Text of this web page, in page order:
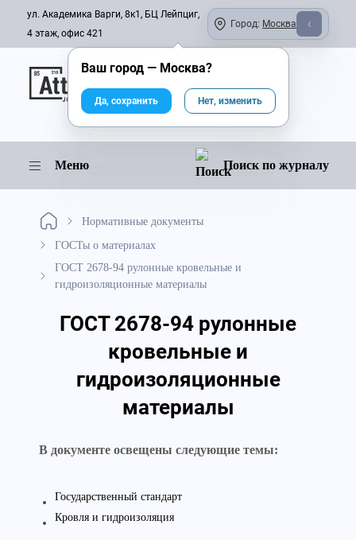
ул. Академика Варги, 8к1, БЦ Лейпциг,
4 этаж, офис 421
Город: Москва
Онлайн-журнал
Меню Поиск по журналу
Нормативные документы
ГОСТы о материалах
ГОСТ 2678-94 рулонные кровельные и
гидроизоляционные материалы
ГОСТ 2678-94 рулонные
кровельные и
гидроизоляционные
материалы
В документе освещены следующие темы:
Государственный стандарт
Кровля и гидроизоляция
Ваш город — Москва?
Да, сохранить Нет, изменить